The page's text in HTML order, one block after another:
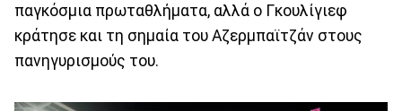
παγκόσμια πρωταθλήματα, αλλά ο Γκουλίγιεφ
κράτησε και τη σημαία του Αζερμπαϊτζάν στους
πανηγυρισμούς του.